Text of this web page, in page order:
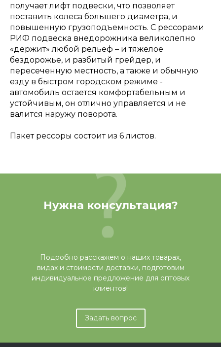
получает лифт подвески, что позволяет
поставить колеса большего диаметра, и
повышенную грузоподъемность. С рессорами
РИФ подвеска внедорожника великолепно
«держит» любой рельеф – и тяжелое
бездорожье, и разбитый грейдер, и
пересеченную местность, а также и обычную
езду в быстром городском режиме -
автомобиль остается комфортабельным и
устойчивым, он отлично управляется и не
валится наружу поворота.
Пакет рессоры состоит из 6 листов.
Нужна консультация?
Подробно расскажем о наших товарах,
видах и стоимости доставки, подготовим
индивидуальное предложение для оптовых
клиентов!
Задать вопрос